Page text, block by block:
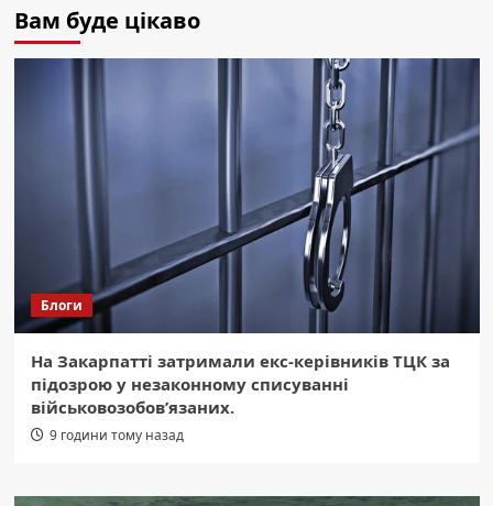
Вам буде цікаво
Блоги
На Закарпатті затримали екс-керівників ТЦК за
підозрою у незаконному списуванні
військовозобов’язаних.
9 години тому назад